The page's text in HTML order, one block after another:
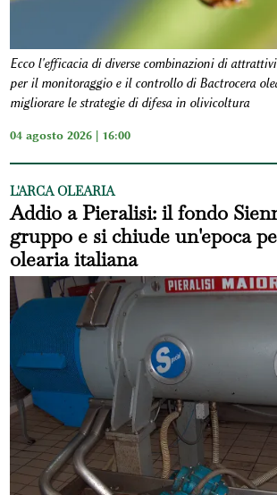
Ecco l'efficacia di diverse combinazioni di
per il monitoraggio e il controllo di Bactrocera
migliorare le strategie di difesa in olivicoltura
04 agosto 2026 | 16:00
L'ARCA OLEARIA
Addio a Pieralisi: il fondo
gruppo e si chiude un'epoca
olearia italiana